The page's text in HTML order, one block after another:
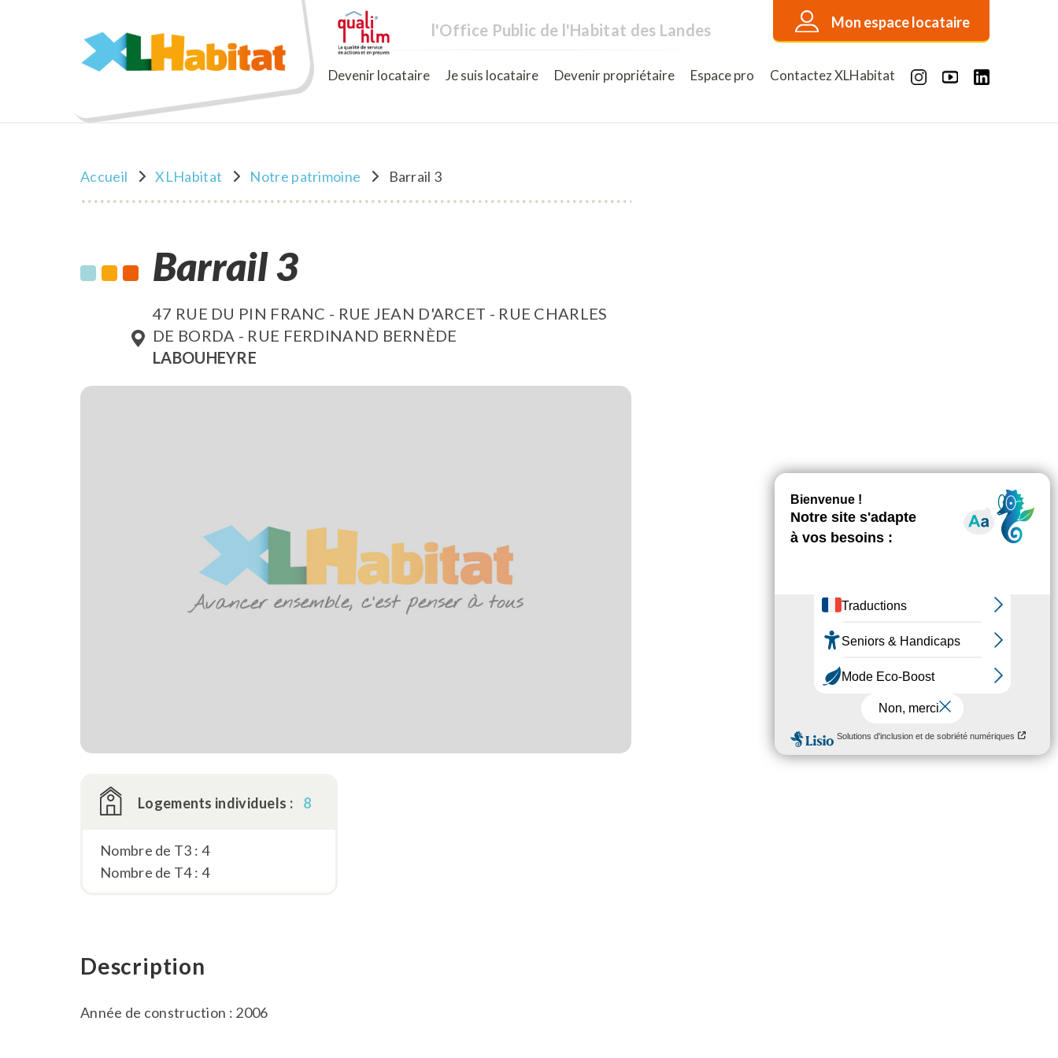
l'Office Public de l'Habitat des Landes Mon espace locataire
XLHabitat Devenir locataire Je suis locataire Devenir propriétaire Espace pro Contactez XLHabitat
Accueil XLHabitat Notre patrimoine Barrail 3
Barrail 3
47 RUE DU PIN FRANC - RUE JEAN D'ARCET - RUE CHARLES
DE BORDA - RUE FERDINAND BERNÈDE
LABOUHEYRE
Logements individuels : 8
Nombre de T3 : 4
Nombre de T4 : 4
Description
Année de construction : 2006